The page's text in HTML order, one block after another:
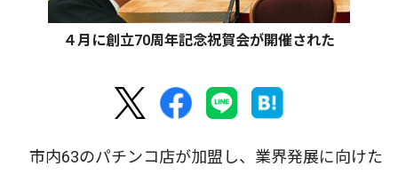
４月に創立70周年記念祝賀会が開催された
市内63のパチンコ店が加盟し、業界発展に向けた